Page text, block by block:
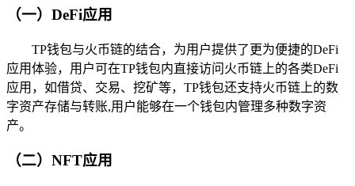
（一）DeFi应用
TP钱包与火币链的结合，为用户提供了更为便捷的DeFi
应用体验，用户可在TP钱包内直接访问火币链上的各类DeFi
应用，如借贷、交易、挖矿等，TP钱包还支持火币链上的数
字资产存储与转账,用户能够在一个钱包内管理多种数字资
产。
（二）NFT应用